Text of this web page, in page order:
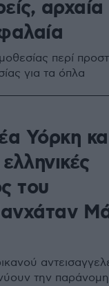
αρχαία
περί
για τα όπλα
Υόρκη
του
την παράνομη